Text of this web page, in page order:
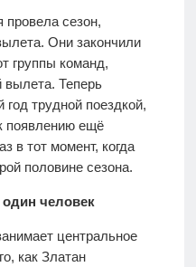
сезон,
Они закончили
группы команд,
вылета. Теперь
трудной поездкой,
появлению ещё
в тот момент, когда
половине сезона.
один человек
центральное
как Златан